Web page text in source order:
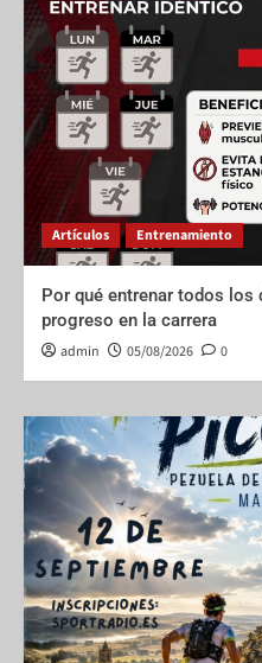
Artículos Entrenamiento
Por qué entrenar todos
progreso en la carrera
admin 05/08/2026 0